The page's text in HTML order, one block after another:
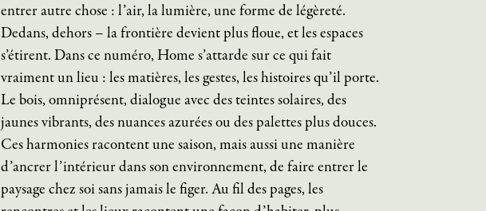
entrer autre chose : l’air, la lumière, une forme de légèreté.
Dedans, dehors – la frontière devient plus floue, et les espaces
s’étirent. Dans ce numéro, Home s’attarde sur ce qui fait
vraiment un lieu : les matières, les gestes, les histoires qu’il porte.
Le bois, omniprésent, dialogue avec des teintes solaires, des
jaunes vibrants, des nuances azurées ou des palettes plus douces.
Ces harmonies racontent une saison, mais aussi une manière
d’ancrer l’intérieur dans son environnement, de faire entrer le
paysage chez soi sans jamais le figer. Au fil des pages, les